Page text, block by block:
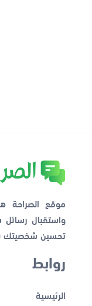
موقع الصراحة
واستقبال
تحسين
روابط
الرئيسية